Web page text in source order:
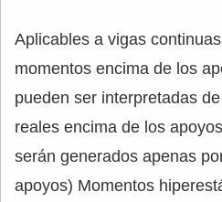
Aplicables a vigas
momentos encima de los
pueden ser interpretadas
reales encima de los
serán generados apenas
apoyos) Momentos